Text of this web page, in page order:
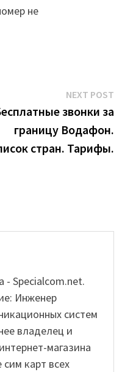
не
NEXT POST
звонки за
границу Водафон.
стран. Тарифы.
- Specialcom.net.
Инженер
систем
владелец и
магазина
карт всех